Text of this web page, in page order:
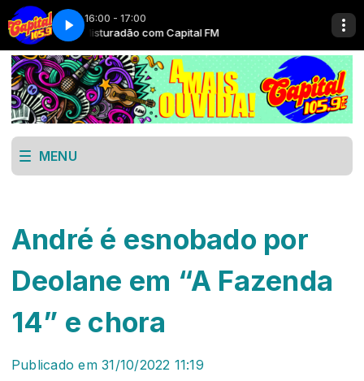
16:00 - 17:00
Misturadão com Capital FM
MENU
André é esnobado por
Deolane em “A Fazenda
14” e chora
Publicado em 31/10/2022 11:19